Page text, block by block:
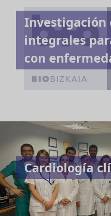
Investigación
integrales
con
Cardiología